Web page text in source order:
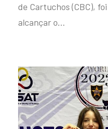
de Cartuchos (CBC),
alcançar o…